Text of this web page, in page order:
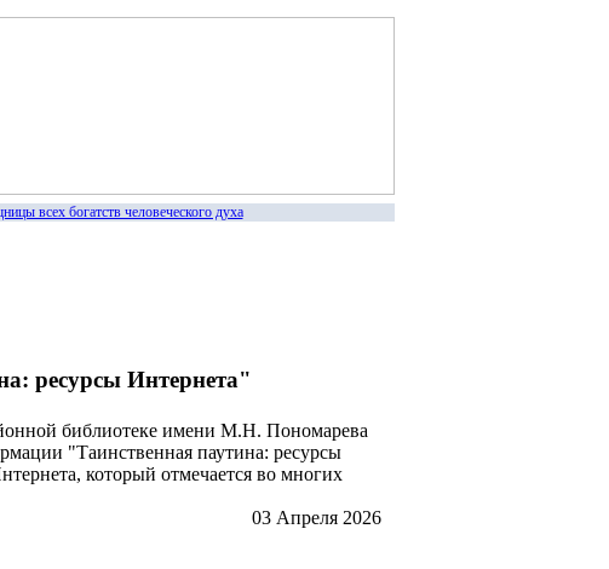
всех богатств человеческого духа
ресурсы Интернета"
библиотеке имени М.Н. Пономарева
"Таинственная паутина: ресурсы
который отмечается во многих
03 Апреля 2026